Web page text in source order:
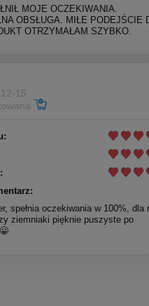
MOJE OCZEKIWANIA.
OBSŁUGA. MIŁE PODEJŚCIE
OTRZYMAŁAM SZYBKO.
15
spełnia oczekiwania w 100%, dla
ziemniaki pięknie puszyste po